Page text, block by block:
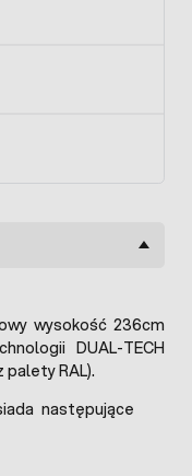
wysokość 236cm
DUAL-TECH
palety RAL).
następujące